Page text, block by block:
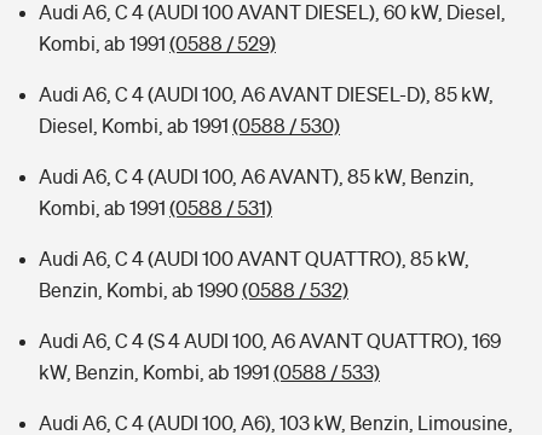
Audi A6, C 4 (AUDI 100 AVANT DIESEL), 60 kW, Diesel,
Kombi, ab 1991 (0588 / 529)
Audi A6, C 4 (AUDI 100, A6 AVANT DIESEL-D), 85 kW,
Diesel, Kombi, ab 1991 (0588 / 530)
Audi A6, C 4 (AUDI 100, A6 AVANT), 85 kW, Benzin,
Kombi, ab 1991 (0588 / 531)
Audi A6, C 4 (AUDI 100 AVANT QUATTRO), 85 kW,
Benzin, Kombi, ab 1990(0588 / 532)
Audi A6, C 4 (S 4 AUDI 100, A6 AVANT QUATTRO), 169
kW, Benzin, Kombi, ab 1991 (0588 / 533)
Audi A6, C 4 (AUDI 100, A6), 103 kW, Benzin, Limousine,